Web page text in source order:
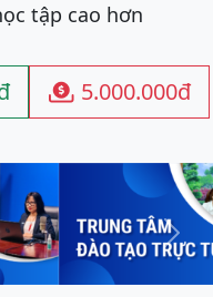
tập cao hơn
 5.000.000đ
Next